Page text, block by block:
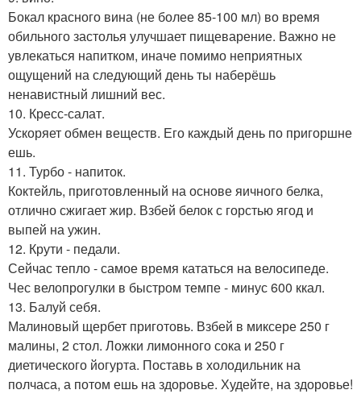
Бокал красного вина (не более 85-100 мл) во время
обильного застолья улучшает пищеварение. Важно не
увлекаться напитком, иначе помимо неприятных
ощущений на следующий день ты наберёшь
ненавистный лишний вес.
10. Кресс-салат.
Ускоряет обмен веществ. Его каждый день по пригоршне
ешь.
11. Турбо - напиток.
Коктейль, приготовленный на основе яичного белка,
отлично сжигает жир. Взбей белок с горстью ягод и
выпей на ужин.
12. Крути - педали.
Сейчас тепло - самое время кататься на велосипеде.
Чес велопрогулки в быстром темпе - минус 600 ккал.
13. Балуй себя.
Малиновый щербет приготовь. Взбей в миксере 250 г
малины, 2 стол. Ложки лимонного сока и 250 г
диетического йогурта. Поставь в холодильник на
полчаса, а потом ешь на здоровье. Худейте, на здоровье!